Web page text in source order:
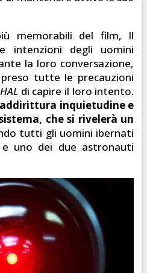
memorabili del film, Il
intenzioni degli uomini
la loro conversazione,
tutte le precauzioni
HAL di capire il loro intento.
inquietudine e
che si rivelerà un
tutti gli uomini ibernati
e uno dei due astronauti